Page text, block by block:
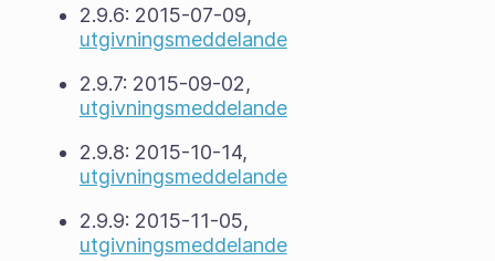
2.9.6: 2015-07-09,
utgivningsmeddelande
2.9.7: 2015-09-02,
utgivningsmeddelande
2.9.8: 2015-10-14,
utgivningsmeddelande
2.9.9: 2015-11-05,
utgivningsmeddelande